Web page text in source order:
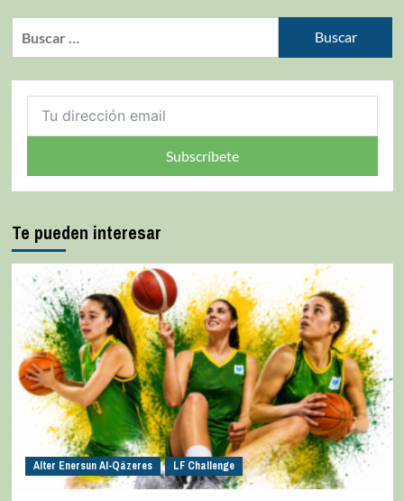
Subscríbete
Te pueden interesar
Alter Enersun Al-Qázeres LF Challenge